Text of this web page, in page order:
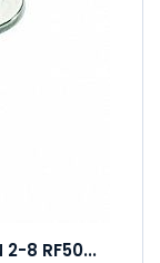
2-8 RF50...